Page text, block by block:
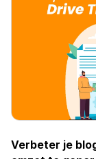
Verbeter je